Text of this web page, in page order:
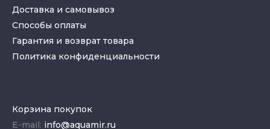
Доставка и самовывоз
Способы оплаты
Гарантия и возврат товара
Политика конфиденциальности
Корзина покупок
E-mail: info@aquamir.ru